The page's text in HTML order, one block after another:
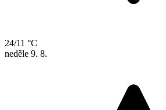
24/11 °C
neděle 9. 8.